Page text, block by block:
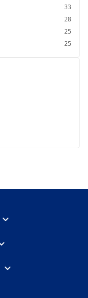
33
28
25
25